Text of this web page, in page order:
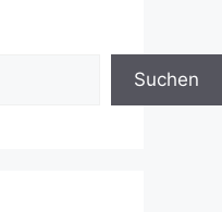
Suchen